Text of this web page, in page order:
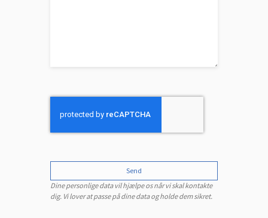
Send
Dine personlige data vil hjælpe os når vi skal kontakte
dig. Vi lover at passe på dine data og holde dem sikret.